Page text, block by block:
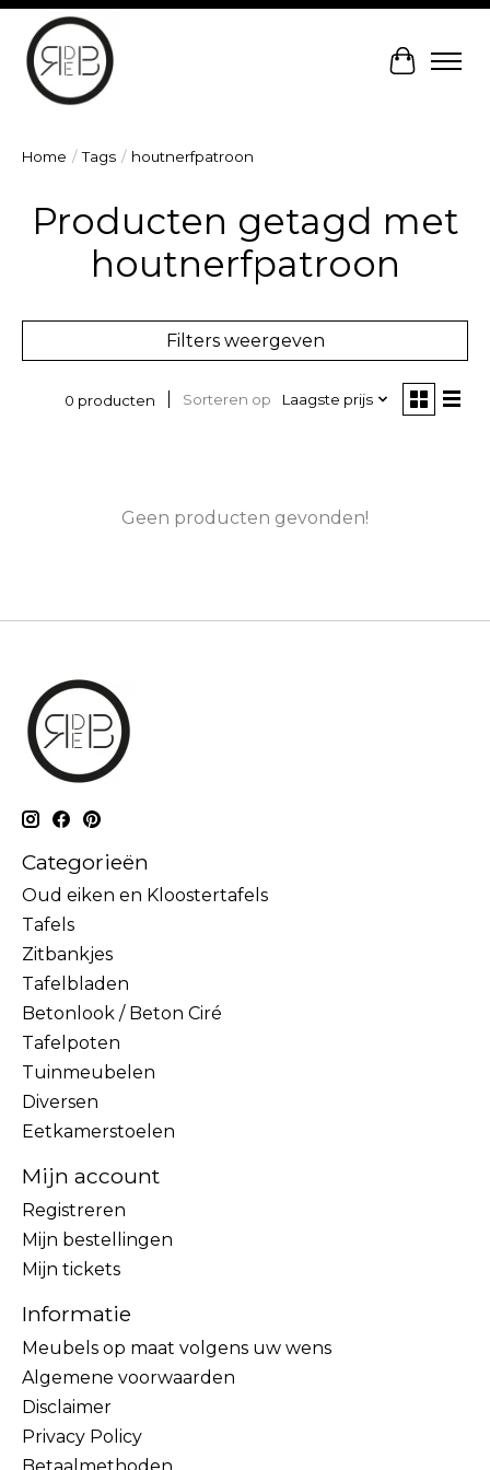
Home / Tags / houtnerfpatroon
Producten getagd met
houtnerfpatroon
Filters weergeven
0 producten Sorteren op Laagste prijs
Geen producten gevonden!
Categorieën
Oud eiken en Kloostertafels
Tafels
Zitbankjes
Tafelbladen
Betonlook / Beton Ciré
Tafelpoten
Tuinmeubelen
Diversen
Eetkamerstoelen
Mijn account
Registreren
Mijn bestellingen
Mijn tickets
Informatie
Meubels op maat volgens uw wens
Algemene voorwaarden
Disclaimer
Privacy Policy
Betaalmethoden